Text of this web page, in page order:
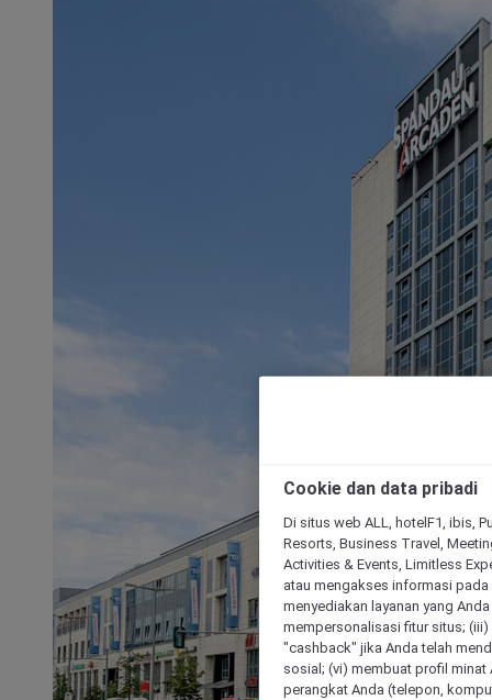
Cookie dan data pribadi
Di situs web ALL, hotelF1, ibis,
Resorts, Business Travel,
Activities & Events, Limitless
atau mengakses informasi
menyediakan layanan yang
mempersonalisasi fitur situs;
"cashback" jika Anda telah
sosial; (vi) membuat profil
perangkat Anda (telepon,